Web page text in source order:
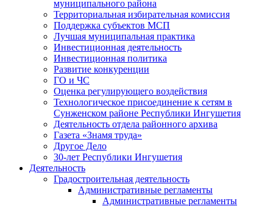
муниципального района
Территориальная избирательная комиссия
Поддержка субъектов МСП
Лучшая муниципальная практика
Инвестиционная деятельность
Инвестиционная политика
Развитие конкуренции
ГО и ЧС
Оценка регулирующего воздействия
Технологическое присоединение к сетям в
Сунженском районе Республики Ингушетия
Деятельность отдела районного архива
Газета «Знамя труда»
Другое Дело
30-лет Республики Ингушетия
Деятельность
Градостроительная деятельность
Административные регламенты
Административные регламенты